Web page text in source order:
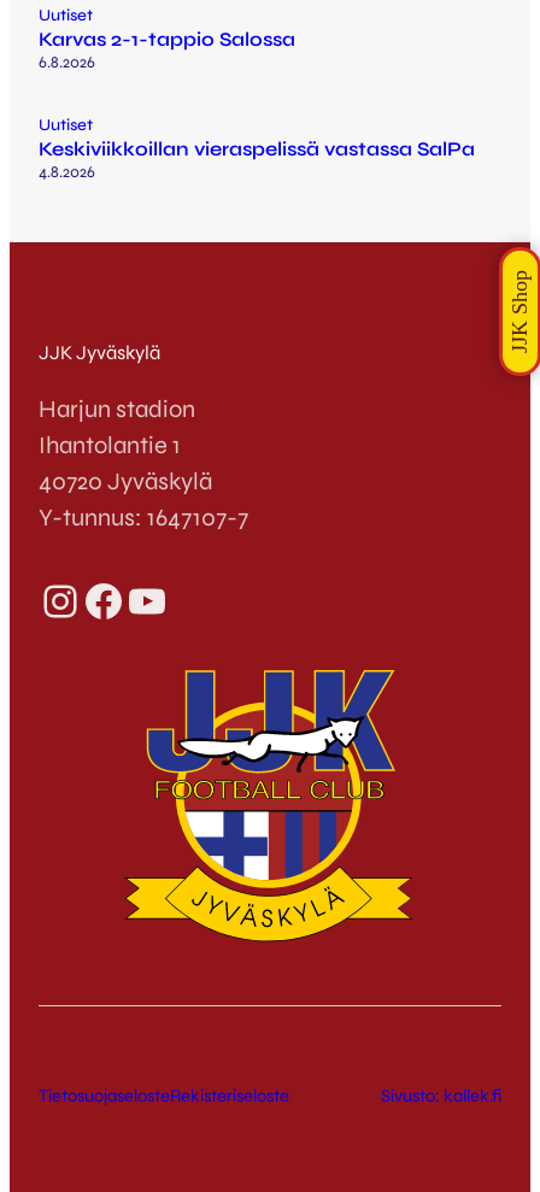
Uutiset
Karvas 2-1-tappio Salossa
6.8.2026
Uutiset
Keskiviikkoillan vieraspelissä vastassa SalPa
4.8.2026
JJK Jyväskylä
Harjun stadion
Ihantolantie 1
40720 Jyväskylä
Y-tunnus: 1647107-7
InstagramFacebook YouTube
TietosuojaselosteRekisteriseloste Sivusto: kallek.fi